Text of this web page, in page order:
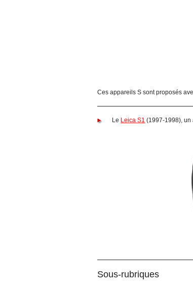
Ces appareils S sont proposés
Le Leica S1 (1997-1998),
Sous-rubriques